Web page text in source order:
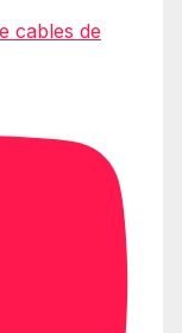
cables de